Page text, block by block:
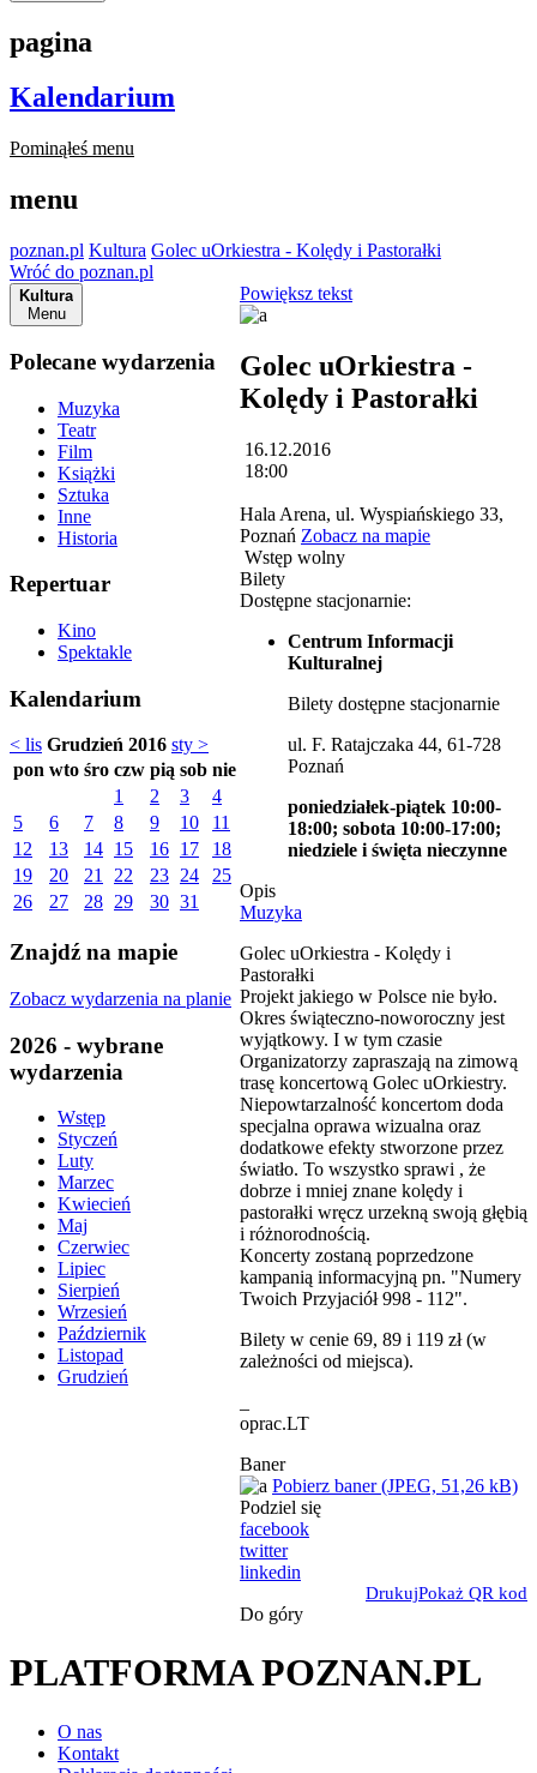
pagina
Kalendarium
Pominąłeś menu
menu
poznan.pl Kultura Golec uOrkiestra - Kolędy i Pastorałki
Wróć do poznan.pl
Kultura
Menu
Polecane wydarzenia
Muzyka
Teatr
Film
Książki
Sztuka
Inne
Historia
Repertuar
Kino
Spektakle
Kalendarium
< lis Grudzień 2016 sty >
pon wto śro czw pią sob nie
1
2 3
4
5
6 7 8 9 10
11
12
13 14 15 16 17
18
19
20 21 22 23 24
25
26
27 28 29 30 31
Znajdź na mapie
Zobacz wydarzenia na planie
2026 - wybrane
wydarzenia
Wstęp
Styczeń
Luty
Marzec
Kwiecień
Maj
Czerwiec
Lipiec
Sierpień
Wrzesień
Październik
Listopad
Grudzień
Powiększ tekst
Golec uOrkiestra -
Kolędy i Pastorałki
16.12.2016
18:00
Hala Arena, ul. Wyspiańskiego 33,
Poznań Zobacz na mapie
Wstęp wolny
Bilety
Dostępne stacjonarnie:
Centrum Informacji
Kulturalnej
Bilety dostępne stacjonarnie
ul. F. Ratajczaka 44, 61-728
Poznań
poniedziałek-piątek 10:00-
18:00; sobota 10:00-17:00;
niedziele i święta nieczynne
Opis
Muzyka
Golec uOrkiestra - Kolędy i
Pastorałki
Projekt jakiego w Polsce nie było.
Okres świąteczno-noworoczny jest
wyjątkowy. I w tym czasie
Organizatorzy zapraszają na zimową
trasę koncertową Golec uOrkiestry.
Niepowtarzalność koncertom doda
specjalna oprawa wizualna oraz
dodatkowe efekty stworzone przez
światło. To wszystko sprawi , że
dobrze i mniej znane kolędy i
pastorałki wręcz urzekną swoją głębią
i różnorodnością.
Koncerty zostaną poprzedzone
kampanią informacyjną pn. "Numery
Twoich Przyjaciół 998 - 112".
Bilety w cenie 69, 89 i 119 zł (w
zależności od miejsca).
oprac.LT
Baner
Pobierz baner (JPEG, 51,26 kB)
Podziel się
facebook
twitter
linkedin
DrukujPokaż QR kod
Do góry
PLATFORMA POZNAN.PL
O nas
Kontakt